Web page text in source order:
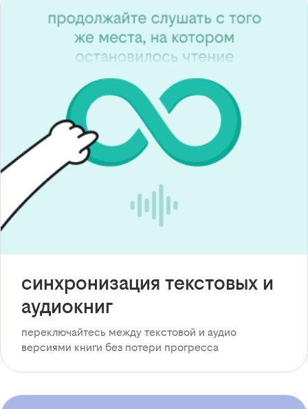
синхронизация текстовых и
аудиокниг
переключайтесь между текстовой и аудио
версиями книги без потери прогресса